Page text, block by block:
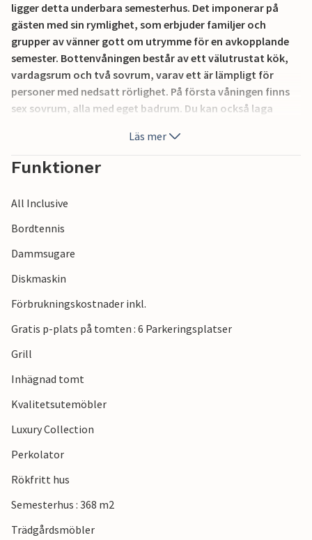
ligger detta underbara semesterhus. Det imponerar på
gästen med sin rymlighet, som erbjuder familjer och
grupper av vänner gott om utrymme för en avkopplande
semester. Bottenvåningen består av ett välutrustat kök,
vardagsrum och två sovrum, varav ett är lämpligt för
personer med nedsatt rörlighet. På första våningen finns
sex sovrum, alla med eget badrum. Du kan också laga
önskemål. Omgivningen är en idealisk utgångspunkt för
att utforska hela halvön Istrien.
Läs mer
Funktioner
All Inclusive
Bordtennis
Dammsugare
Diskmaskin
Förbrukningskostnader inkl.
Gratis p-plats på tomten : 6 Parkeringsplatser
Grill
Inhägnad tomt
Kvalitetsutemöbler
Luxury Collection
Perkolator
Rökfritt hus
Semesterhus : 368 m2
Trädgårdsmöbler